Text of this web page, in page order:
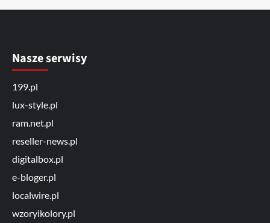
Nasze serwisy
199.pl
lux-style.pl
ram.net.pl
reseller-news.pl
digitalbox.pl
e-bloger.pl
localwire.pl
wzoryikolory.pl